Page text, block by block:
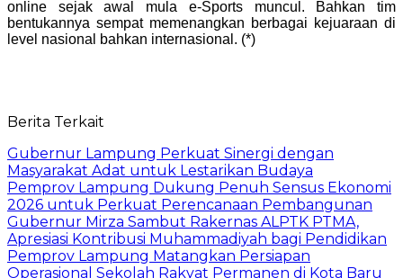
online sejak awal mula e-Sports muncul. Bahkan tim
bentukannya sempat memenangkan berbagai kejuaraan di
level nasional bahkan internasional. (*)
Berita Terkait
Gubernur Lampung Perkuat Sinergi dengan
Masyarakat Adat untuk Lestarikan Budaya
Pemprov Lampung Dukung Penuh Sensus Ekonomi
2026 untuk Perkuat Perencanaan Pembangunan
Gubernur Mirza Sambut Rakernas ALPTK PTMA,
Apresiasi Kontribusi Muhammadiyah bagi Pendidikan
Pemprov Lampung Matangkan Persiapan
Operasional Sekolah Rakyat Permanen di Kota Baru